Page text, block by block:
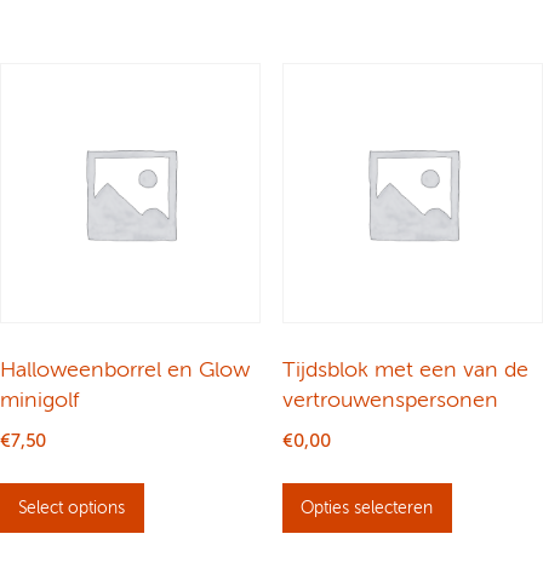
Halloweenborrel en Glow
minigolf
€7,50
Select options
Tijdsblok met een van de
vertrouwenspersonen
€0,00
Opties selecteren
D